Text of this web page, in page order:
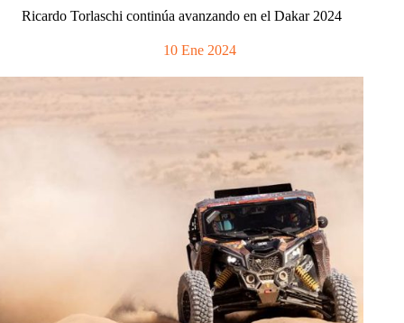
Ricardo Torlaschi continúa avanzando en el Dakar 2024
10 Ene 2024